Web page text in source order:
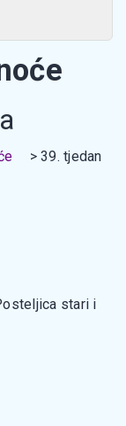
39. tjedan
stari i